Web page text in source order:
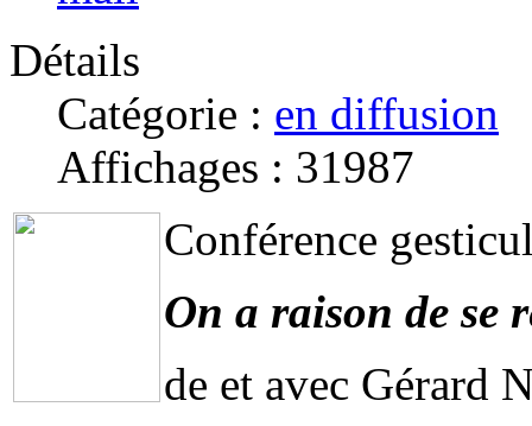
Détails
Catégorie : en diffusion
Affichages : 31987
Conférence
On a raison de se
de et avec Gérard